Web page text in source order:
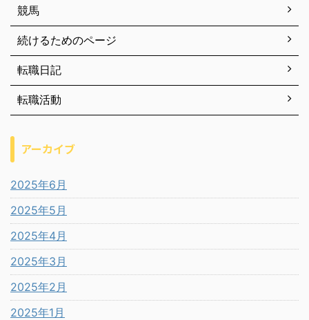
競馬
続けるためのページ
転職日記
転職活動
アーカイブ
2025年6月
2025年5月
2025年4月
2025年3月
2025年2月
2025年1月